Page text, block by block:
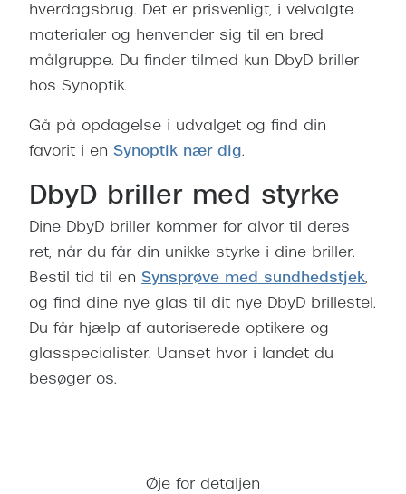
hverdagsbrug. Det er prisvenligt, i velvalgte
materialer og henvender sig til en bred
målgruppe. Du finder tilmed kun DbyD briller
hos Synoptik.
Gå på opdagelse i udvalget og find din
favorit i en Synoptik nær dig.
DbyD briller med styrke
Dine DbyD briller kommer for alvor til deres
ret, når du får din unikke styrke i dine briller.
Bestil tid til en Synsprøve med sundhedstjek,
og find dine nye glas til dit nye DbyD brillestel.
Du får hjælp af autoriserede optikere og
glasspecialister. Uanset hvor i landet du
besøger os.
Øje for detaljen